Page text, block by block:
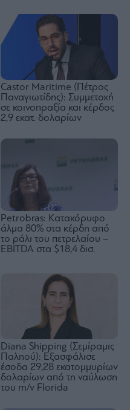
Castor Maritime (Πέτρος
Παναγιωτίδης): Συμμετοχή
σε κοινοπραξία και κέρδος
2,9 εκατ. δολαρίων
Petrobras: Kατακόρυφο
άλμα 80% στα κέρδη από
το ράλι του πετρελαίου –
EBITDA στα $18,4 δισ.
Diana Shipping (Σεμίραμις
Παληού): Εξασφάλισε
έσοδα 29,28 εκατομμυρίων
δολαρίων από τη ναύλωση
του m/v Florida